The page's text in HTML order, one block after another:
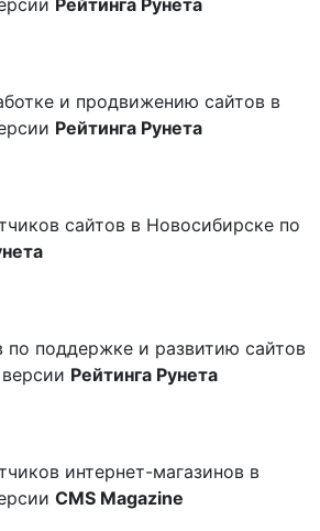
и продвижению сайтов в
Рейтинга Рунета
сайтов в Новосибирске по
по поддержке и развитию сайтов
Рейтинга Рунета
интернет-магазинов в
CMS Magazine